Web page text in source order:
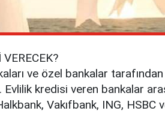
ve özel bankalar
kredisi veren bankalar
Vakıfbank, ING,